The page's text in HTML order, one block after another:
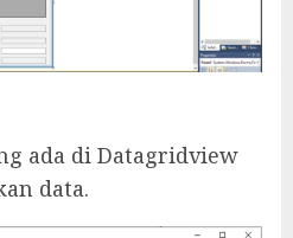
ada di Datagridview
data.